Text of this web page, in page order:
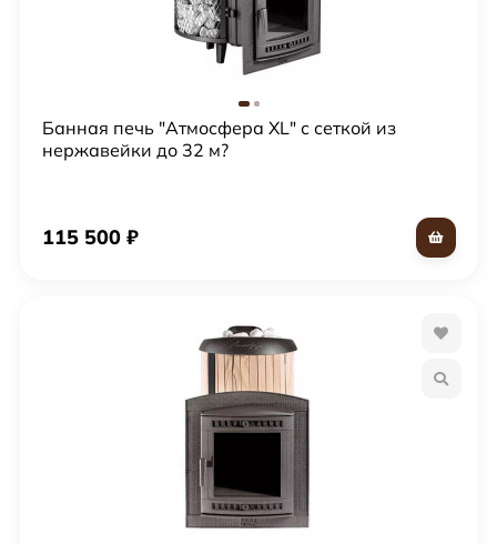
Банная печь "Атмосфера XL" с сеткой из
нержавейки до 32 м?
115 500 ₽